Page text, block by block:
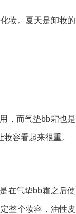
妆。夏天是卸妆的
，而气垫bb霜也是
容看起来很重。
在气垫bb霜之后使
整个妆容，油性皮